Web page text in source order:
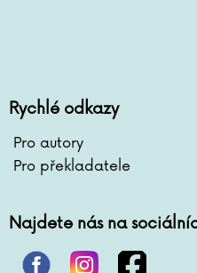
Miroslav Dub
Adolf Dudek
Radovan Dunaj
Ana Duša
Helena Dvořáková
Emilia Dziubaková
Rychlé odkazy
Pro autory
Pro překladatele
Najdete nás na